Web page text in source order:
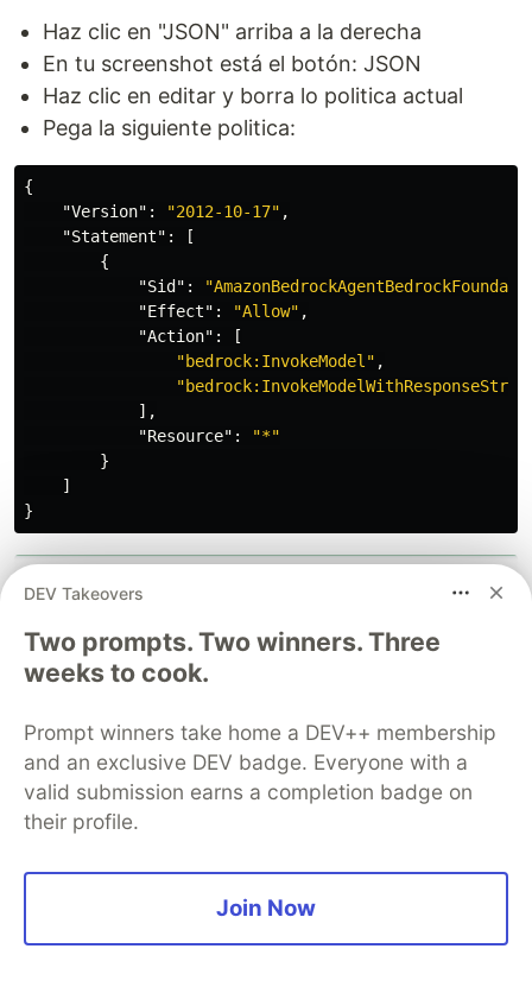
Haz clic en "JSON" arriba a la derecha
En tu screenshot está el botón: JSON
Haz clic en editar y borra lo politica actual
Pega la siguiente politica:
{
"Version" : "2012-10-17" ,
"Statement" :
[
{
"Sid" :
"Effect" : "Allow" ,
"Action" :
[
"bedrock:InvokeModel" ,
],
"Resource" :
"*"
}
]
}
8.4 Probemos el agente nuevamente
DEV Takeovers
Two prompts. Two winners. Three
weeks to cook.
Prompt winners take home a DEV++ membership
and an exclusive DEV badge. Everyone with a
valid submission earns a completion badge on
their profile.
Join Now